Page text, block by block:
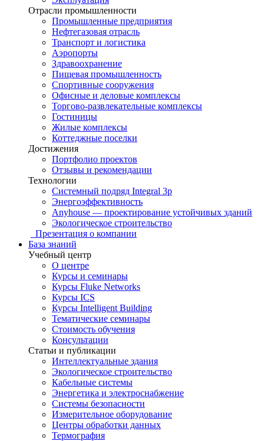
Отрасли промышленности
Промышленные предприятия
Нефтегазовая отрасль
Транспорт и логистика
Аэропорты
Здравоохранение
Пищевая промышленность
Спортивные сооружения
Офисные и деловые комплексы
Торгово-развлекательные комплексы
Гостиницы
Жилые комплексы
Коттеджные поселки
Достижения
Портфолио проектов
Отзывы и рекомендации
Технологии
Системный подряд Integral 3p
Энергоэффективность
Anyhouse — проектирование устойчивых зданий
Экологическое строительство
Презентация о компании
База знаний
Учебный центр
О центре
Курсы и семинары
Курсы Fluke Networks
Курсы ICS
Курсы Intelligent Building
Тематические семинары
Стоимость обучения
Консультации
Статьи и публикации
Интеллектуальные здания
Экологическое строительство
Кабельные системы
Энергетика и электроснабжение
Системы безопасности
Измерительное оборудование
Центры обработки данных
Термография